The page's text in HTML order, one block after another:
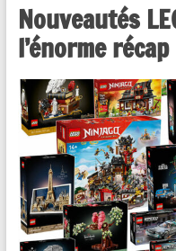
Nouveautés
l’énorme récap